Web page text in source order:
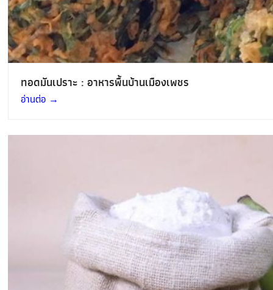
ทอดมันเปราะ : อาหารพื้นบ้านเมืองเพชร
อ่านต่อ →